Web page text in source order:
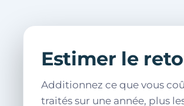
Estimer le
Additionnez ce que vous
traités sur une année, plus